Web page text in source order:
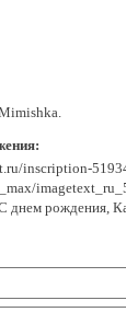
inscription-
днем рождения,